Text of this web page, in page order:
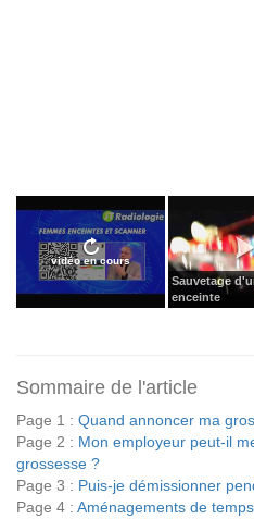
vidéo en cours
Sauvetage
enceinte
Sommaire de l'article
Page 1 : Quand annoncer ma
Page 2 : Mon employeur peut-il
grossesse ?
Page 3 : Puis-je démissionner
Page 4 : Aménagements de